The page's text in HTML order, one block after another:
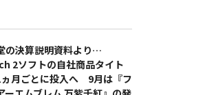
の決算説明資料より…
2ソフトの自社商品タイト
月ごとに投入へ 9月は『フ